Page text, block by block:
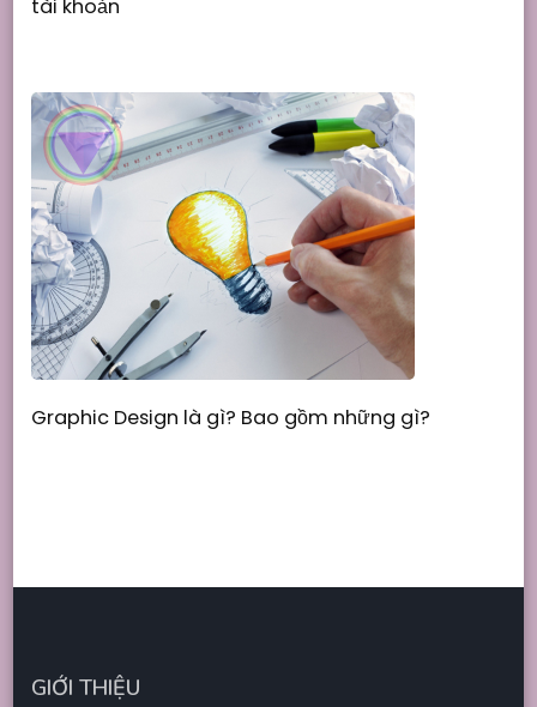
tài khoản
Graphic Design là gì? Bao gồm những gì?
GIỚI THIỆU